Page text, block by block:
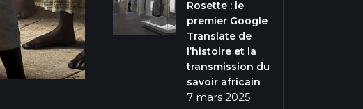
Rosette : le
premier Google
Translate de
l’histoire et la
transmission du
savoir africain
7 mars 2025